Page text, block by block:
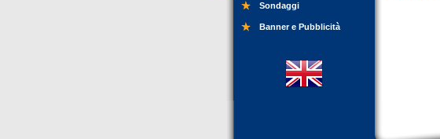
Sondaggi
Banner e Pubblicità